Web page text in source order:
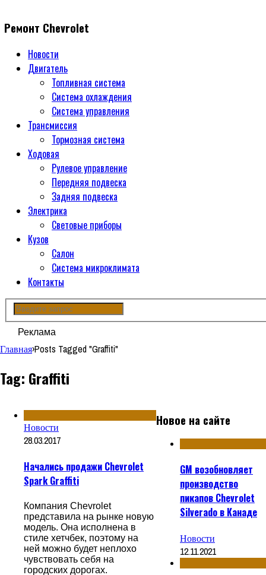
Ремонт Chevrolet
Новости
Двигатель
Топливная система
Система охлаждения
Система управления
Трансмиссия
Тормозная система
Ходовая
Рулевое управление
Передняя подвеска
Задняя подвеска
Электрика
Световые приборы
Кузов
Салон
Система микроклимата
Контакты
Реклама
Главная›Posts Tagged "Graffiti"
Tag: Graffiti
Новости
28.03.2017
Начались продажи Chevrolet
Spark Graffiti
Компания Chevrolet
представила на рынке новую
модель. Она исполнена в
стиле хетчбек, поэтому на
ней можно будет неплохо
чувствовать себя на
городских дорогах.
Новое на сайте
GM возобновляет
производство
пикапов Chevrolet
Silverado в Канаде
Новости
12.11.2021